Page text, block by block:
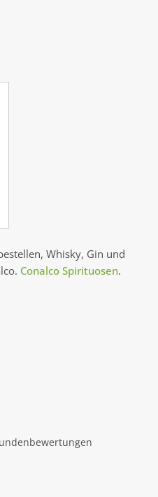
Whisky, Gin und
Conalco Spirituosen.